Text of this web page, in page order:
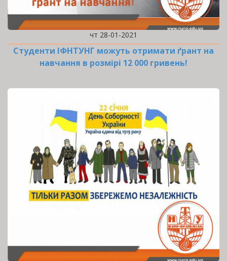
чт 28-01-2021
Студенти ІФНТУНГ можуть отримати ґрант на
навчання в розмірі 12 000 гривень!